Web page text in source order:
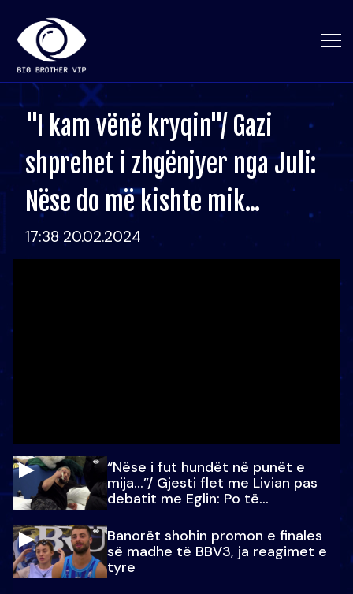
"I kam vënë kryqin"/ Gazi
shprehet i zhgënjyer nga Juli:
Nëse do më kishte mik...
17:38 20.02.2024
“Nëse i fut hundët në punët e
mija…”/ Gjesti flet me Livian pas
debatit me Eglin: Po të
Banorët shohin promon e finales
së madhe të BBV3, ja reagimet e
tyre